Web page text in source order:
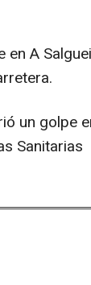
A
un golpe
Sanitarias